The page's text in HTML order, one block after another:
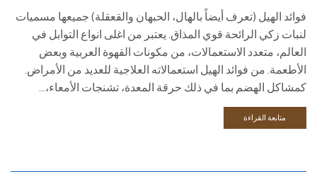
فوائد الهيل (تعرف أيضاً بالهال، الحبهان والقعقلة) جميعها مسميات
لنبات زكي الرائحة قوي المذاق. يعتبر من اغلى انواع التوابل في
العالم، متعدد الاستعمالات، من مكونات القهوة العربية وبعض
الأطعمة. من فوائد الهيل استعمالاته العلاجية للعديد من الأمراض.
كمشاكل الهضم بما في ذلك حرقة المعدة، تشنجات الأمعاء،...
متابعة القراءة